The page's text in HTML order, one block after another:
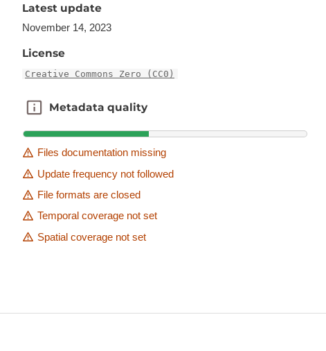
Latest update
November 14, 2023
License
Creative Commons Zero (CC0)
Metadata quality
Metadata quality
Files documentation missing
Update frequency not followed
File formats are closed
Temporal coverage not set
Spatial coverage not set